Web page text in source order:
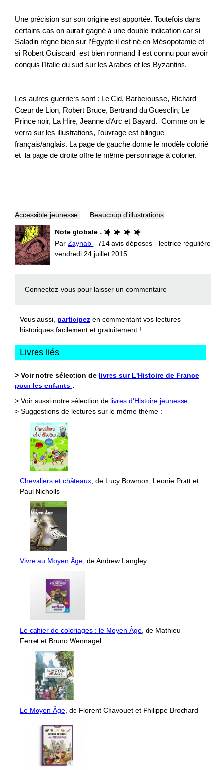
Une précision sur son origine est apportée. Toutefois dans
certains cas on aurait gagné à une double indication car si
Saladin règne bien sur l’Égypte il est né en Mésopotamie et
si Robert Guiscard est bien normand il est connu pour avoir
conquis l’Italie du sud sur les Arabes et les Byzantins.
Les autres guerriers sont : Le Cid, Barberousse, Richard
Cœur de Lion, Robert Bruce, Bertrand du Guesclin, Le
Prince noir, La Hire, Jeanne d’Arc et Bayard. Comme on le
verra sur les illustrations, l'ouvrage est bilingue
français/anglais. La page de gauche donne le modèle colorié
et la page de droite offre le même personnage à colorier.
Accessible jeunesse Beaucoup d'illustrations
Note globale :
ParZaynab- 714 avis déposés - lectrice régulière
vendredi 24 juillet 2015
Connectez-vous pour laisser un commentaire
Vous aussi, participez en commentant vos lectures
historiques facilement et gratuitement !
Livres liés
> Voir notre sélection de livres sur L'Histoire de France
pour les enfants .
> Voir aussi notre sélection de livres d'Histoire jeunesse
> Suggestions de lectures sur le même thème :
Chevaliers et châteaux , de Lucy Bowmon, Leonie Pratt et
Paul Nicholls
Vivre au Moyen Âge , de Andrew Langley
Le cahier de coloriages : le Moyen Âge , de Mathieu
Ferret et Bruno Wennagel
Le Moyen Âge , de Florent Chavouet et Philippe Brochard